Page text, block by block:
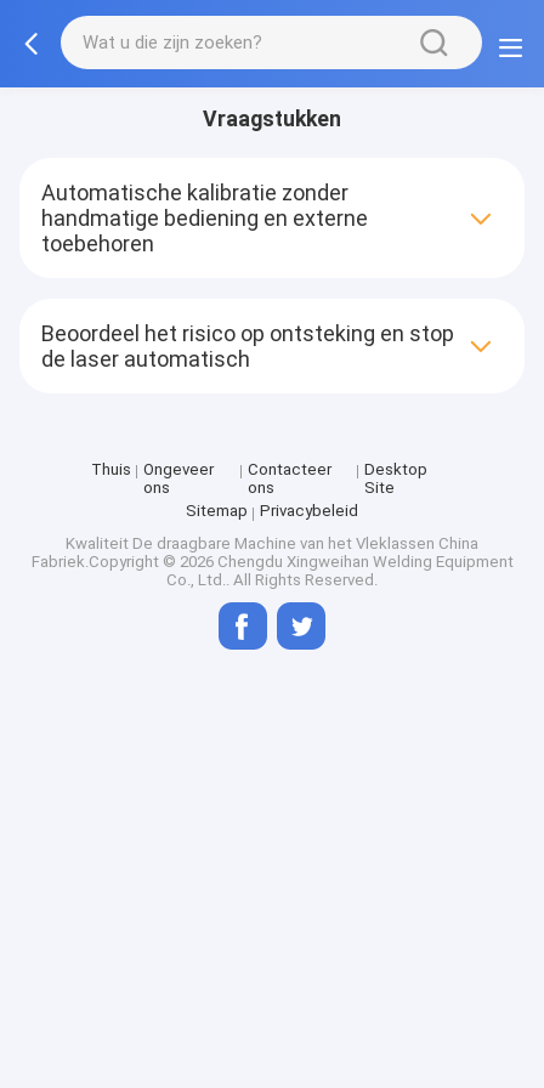
Vraagstukken
Automatische kalibratie zonder
handmatige bediening en externe
toebehoren
Beoordeel het risico op ontsteking en stop
de laser automatisch
Thuis
Ongeveer
ons
Contacteer
ons
Desktop
Site
Sitemap
Privacybeleid
Kwaliteit De draagbare Machine van het Vleklassen China
Fabriek.Copyright © 2026 Chengdu Xingweihan Welding Equipment
Co., Ltd.. All Rights Reserved.